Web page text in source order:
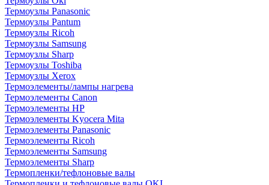
Термоузлы Panasonic
Термоузлы Pantum
Термоузлы Ricoh
Термоузлы Samsung
Термоузлы Sharp
Термоузлы Toshiba
Термоузлы Xerox
Термоэлементы/лампы нагрева
Термоэлементы Canon
Термоэлементы HP
Термоэлементы Kyocera Mita
Термоэлементы Panasonic
Термоэлементы Ricoh
Термоэлементы Samsung
Термоэлементы Sharp
Термопленки/тефлоновые валы